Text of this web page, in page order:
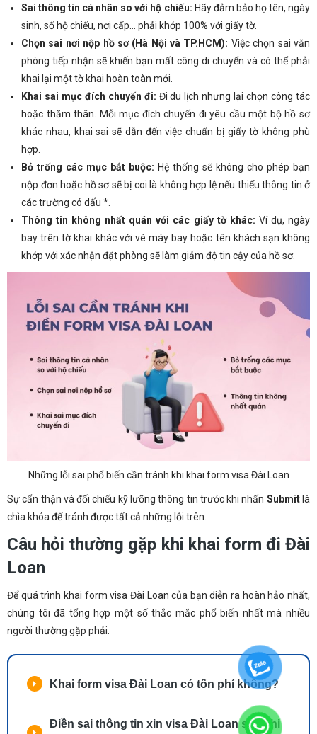
Sai thông tin cá nhân so với hộ chiếu: Hãy đảm bảo họ tên, ngày
sinh, số hộ chiếu, nơi cấp… phải khớp 100% với giấy tờ.
Chọn sai nơi nộp hồ sơ (Hà Nội và TP.HCM): Việc chọn sai văn
phòng tiếp nhận sẽ khiến bạn mất công di chuyển và có thể phải
khai lại một tờ khai hoàn toàn mới.
Khai sai mục đích chuyến đi: Đi du lịch nhưng lại chọn công tác
hoặc thăm thân. Mỗi mục đích chuyến đi yêu cầu một bộ hồ sơ
khác nhau, khai sai sẽ dẫn đến việc chuẩn bị giấy tờ không phù
hợp.
Bỏ trống các mục bắt buộc: Hệ thống sẽ không cho phép bạn
nộp đơn hoặc hồ sơ sẽ bị coi là không hợp lệ nếu thiếu thông tin ở
các trường có dấu *.
Thông tin không nhất quán với các giấy tờ khác: Ví dụ, ngày
bay trên tờ khai khác với vé máy bay hoặc tên khách sạn không
khớp với xác nhận đặt phòng sẽ làm giảm độ tin cậy của hồ sơ.
Những lỗi sai phổ biến cần tránh khi khai form visa Đài Loan
Sự cẩn thận và đối chiếu kỹ lưỡng thông tin trước khi nhấn Submitlà
chìa khóa để tránh được tất cả những lỗi trên.
Câu hỏi thường gặp khi khai form đi Đài
Loan
Để quá trình khai form visa Đài Loan của bạn diễn ra hoàn hảo nhất,
chúng tôi đã tổng hợp một số thắc mắc phổ biến nhất mà nhiều
người thường gặp phải.
Khai form visa Đài Loan có tốn phí không?
Điền sai thông tin xin visa Đài Loan sau khi